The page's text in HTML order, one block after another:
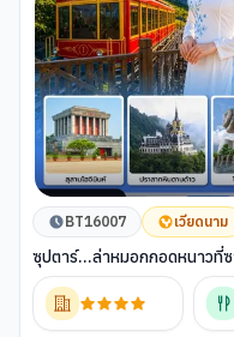
BT16007 เวียดนาม
ซุปตาร์…ล่าหมอกกอดหนาวที่
MAR2027) บินบ่าย-กลับเที่ยง